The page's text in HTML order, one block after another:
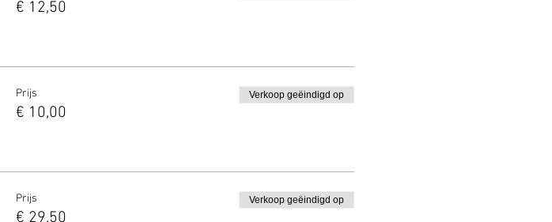
€ 12,50
Prijs
€ 10,00
Verkoop geëindigd op
Prijs
€ 29,50
Verkoop geëindigd op